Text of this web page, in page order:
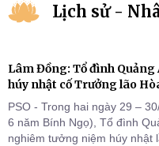
Lịch sử -
Lâm Đồng: Tổ đình
húy nhật cố Trưởng lão
PSO - Trong hai ngày 29 –
6 năm Bính Ngọ), Tổ đình
nghiêm tưởng niệm húy